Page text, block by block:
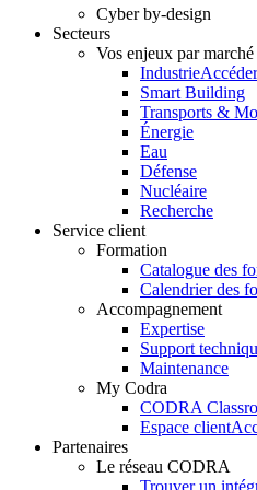
Cyber by-design
Secteurs
Vos enjeux par marché
Industrie
Smart Building
Transports &
Énergie
Eau
Défense
Nucléaire
Recherche
Service client
Formation
Catalogue des
Calendrier des
Accompagnement
Expertise
Support
Maintenance
My Codra
CODRA
Espace client
Partenaires
Le réseau CODRA